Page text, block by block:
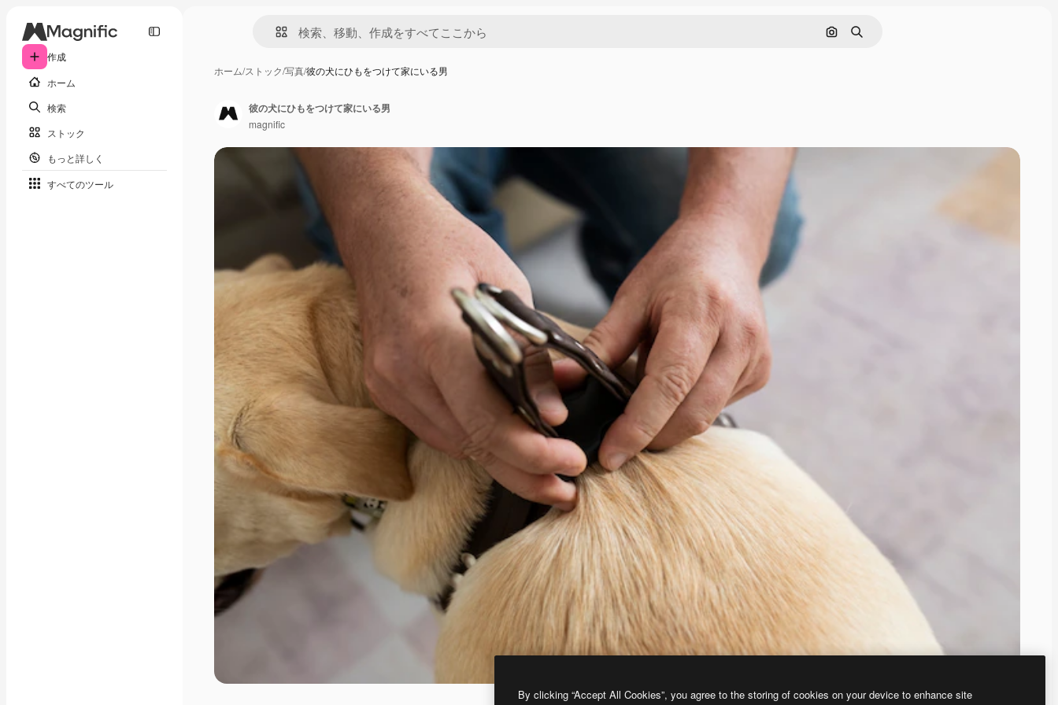
作成
ホーム
検索
ストック
もっと詳しく
すべてのツール
画像で検索
検索
ホーム/ストック/写真/彼の犬にひもをつけて家にいる男
彼の犬にひもをつけて家にいる男
magnific
By clicking “Accept All Cookies”, you agree to the storing of cookies on your device to enhance site